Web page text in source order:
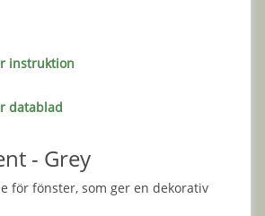
instruktion
datablad
- Grey
för fönster, som ger en dekorativ